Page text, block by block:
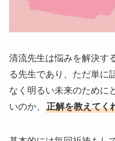
清流先生は悩みを解決す
る先生であり、ただ単に
なく明るい未来のために
いのか、 正解を教えてく